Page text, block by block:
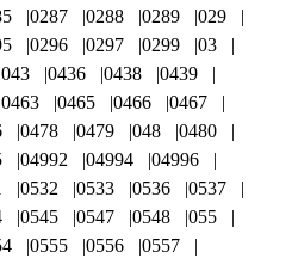
0287 0288 0289
029
0296 0297 0299
03
043 0436 0438
0439
0463 0465 0466
0467
0478 0479 048
0480
04992 04994
04996
0532 0533 0536
0537
0545 0547 0548
055
0555 0556
0557